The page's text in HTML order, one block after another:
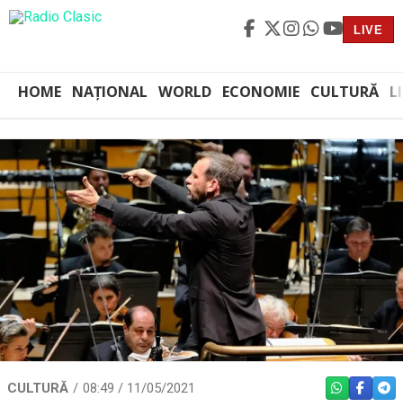
LIVE
HOME NAȚIONAL WORLD ECONOMIE CULTURĂ
CULTURĂ 08:49 / 11/05/2021 WHATSAPP